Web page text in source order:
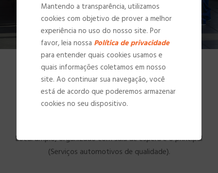
NOSSAS INSTALAÇÕES
Local amplo, organizado com sala de espera e o principal
(Serviços automotivos de qualidade).
Mantendo a transparência, utilizamos
cookies com objetivo de prover a melhor
experiência no uso do nosso site. Por
favor, leia nossa Política de privacidade
para entender quais cookies usamos e
quais informações coletamos em nosso
site. Ao continuar sua navegação, você
está de acordo que poderemos armazenar
cookies no seu dispositivo.